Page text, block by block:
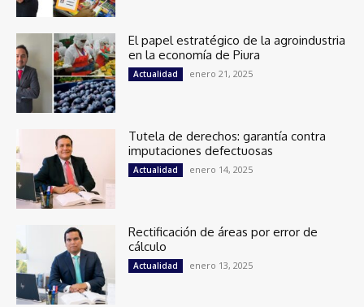
El papel estratégico de la agroindustria
en la economía de Piura
Actualidad enero 21, 2025
Tutela de derechos: garantía contra
imputaciones defectuosas
Actualidad enero 14, 2025
Rectificación de áreas por error de
cálculo
Actualidad enero 13, 2025